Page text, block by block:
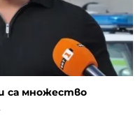
са множество